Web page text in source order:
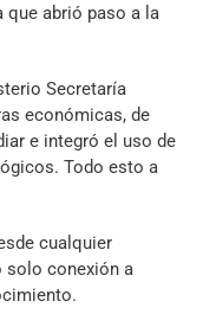
que abrió paso a la
Secretaría
económicas, de
e integró el uso de
Todo esto a
cualquier
solo conexión a